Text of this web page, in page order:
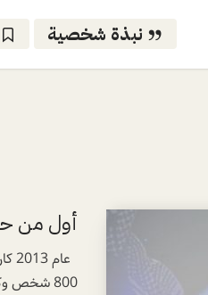
نبذة شخصية
أول من
800 شخص